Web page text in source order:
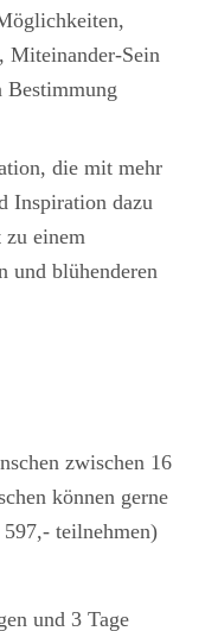
Miteinander-Sein
Bestimmung
die mit mehr
Inspiration dazu
zu einem
und blühenderen
zwischen 16
können gerne
teilnehmen)
und 3 Tage